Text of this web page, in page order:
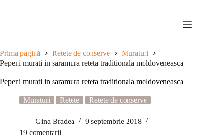
Prima pagină Retete de conserve
Muraturi
Pepeni murati in saramura reteta traditionala moldoveneasca
Pepeni murati in saramura reteta traditionala moldoveneasca
Muraturi Retete Retete de conserve
Gina Bradea
9 septembrie 2018
19 comentarii